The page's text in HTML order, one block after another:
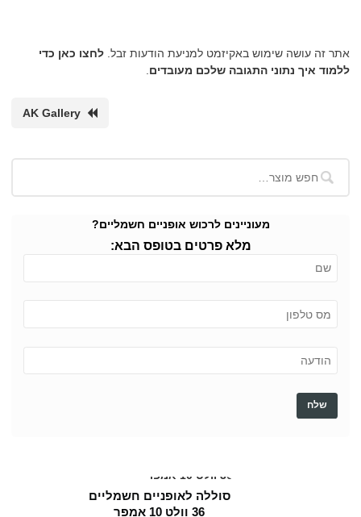
אתר זה עושה שימוש באקיזמט למניעת הודעות זבל. לחצו כאן כדי
ללמוד איך נתוני התגובה שלכם מעובדים.
AK Gallery
מעוניינים לרכוש אופניים חשמליים?
מלא פרטים בטופס הבא:
סוללה לאופניים חשמליים
36 וולט 10 אמפר